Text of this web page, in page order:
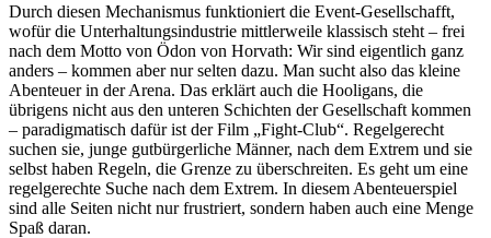
Durch diesen Mechanismus funktioniert die Event-Gesellschafft,
wofür die Unterhaltungsindustrie mittlerweile klassisch steht – frei
nach dem Motto von Ödon von Horvath: Wir sind eigentlich ganz
anders – kommen aber nur selten dazu. Man sucht also das kleine
Abenteuer in der Arena. Das erklärt auch die Hooligans, die
übrigens nicht aus den unteren Schichten der Gesellschaft kommen
– paradigmatisch dafür ist der Film „Fight-Club“. Regelgerecht
suchen sie, junge gutbürgerliche Männer, nach dem Extrem und sie
selbst haben Regeln, die Grenze zu überschreiten. Es geht um eine
regelgerechte Suche nach dem Extrem. In diesem Abenteuerspiel
sind alle Seiten nicht nur frustriert, sondern haben auch eine Menge
Spaß daran.